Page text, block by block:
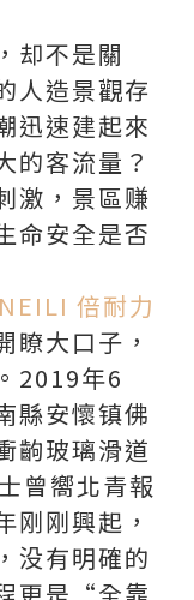
却不是關
人造景觀存
迅速建起來
的客流量？
激，景區赚
命安全是否
倍耐力
瞭大口子，
2019年6
縣安懷镇佛
齣玻璃滑道
曾嚮北青報
刚興起，
没有明確的